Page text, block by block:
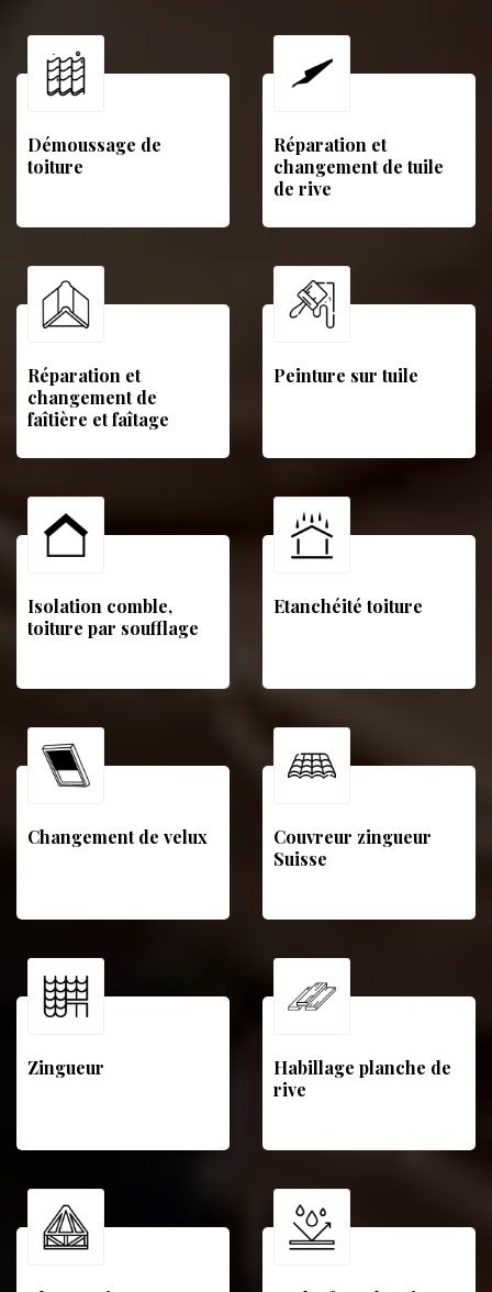
Démoussage de
toiture
Réparation et
changement de tuile
de rive
Réparation et
changement de
faîtière et faîtage
Peinture sur tuile
Isolation comble,
toiture par soufflage
Etanchéité toiture
Changement de velux
Couvreur zingueur
Suisse
Zingueur
Habillage planche de
rive